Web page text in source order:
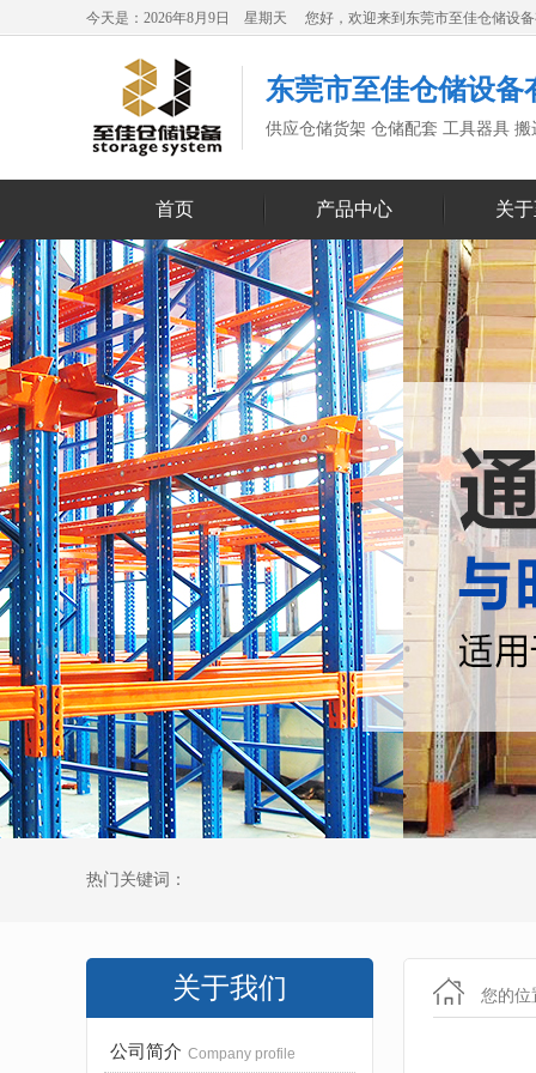
今天是：2026年8月9日 星期天 您好，欢迎来到东莞市至佳仓储设备
东莞市至佳仓储设备
供应仓储货架 仓储配套 工具器具
首页 产品中心 关
热门关键词：
关于我们
公司简介 Company profile
您的